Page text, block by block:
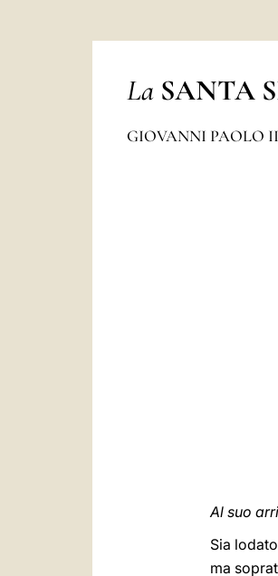
La SANTA
GIOVANNI PAOLO II
Al suo
Sia
ma